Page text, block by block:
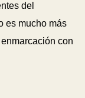
del
es mucho más
con